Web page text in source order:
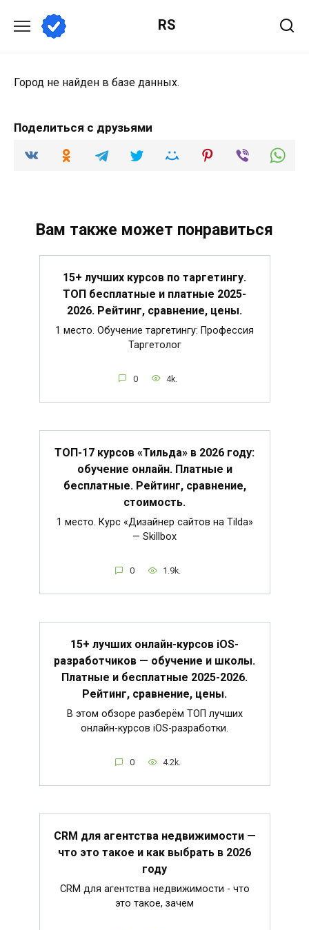
содержанию
RS
Город не найден в базе данных.
Поделиться с друзьями
Вам также может понравиться
15+ лучших курсов по таргетингу.
ТОП бесплатные и платные 2025-
2026. Рейтинг, сравнение, цены.
1 место. Обучение таргетингу: Профессия
Таргетолог
0 4k.
ТОП-17 курсов «Тильда» в 2026 году:
обучение онлайн. Платные и
бесплатные. Рейтинг, сравнение,
стоимость.
1 место. Курс «Дизайнер сайтов на Tilda»
— Skillbox
0 1.9k.
15+ лучших онлайн-курсов iOS-
разработчиков — обучение и школы.
Платные и бесплатные 2025-2026.
Рейтинг, сравнение, цены.
В этом обзоре разберём ТОП лучших
онлайн-курсов iOS-разработки.
0 4.2k.
CRM для агентства недвижимости —
что это такое и как выбрать в 2026
году
CRM для агентства недвижимости - что
это такое, зачем